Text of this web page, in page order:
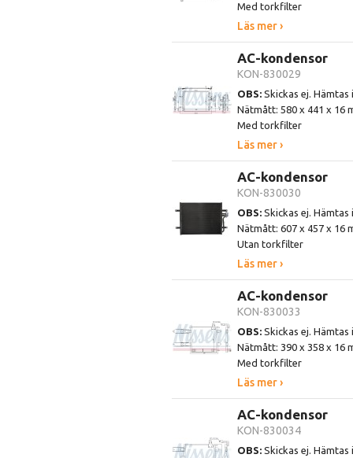
Med torkfilter
Läs mer ›
AC-kondensor
KON-830029
OBS: Skickas ej.
Nätmått: 580 x 441 x 16
Med torkfilter
Läs mer ›
AC-kondensor
KON-830030
OBS: Skickas ej.
Nätmått: 607 x 457 x 16
Utan torkfilter
Läs mer ›
AC-kondensor
KON-830033
OBS: Skickas ej.
Nätmått: 390 x 358 x 16
Med torkfilter
Läs mer ›
AC-kondensor
KON-830034
OBS: Skickas ej.